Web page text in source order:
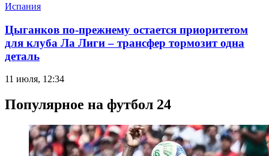
Испания
Цыганков по-прежнему остается приоритетом
для клуба Ла Лиги – трансфер тормозит одна
деталь
11 июля, 12:34
Популярное на футбол 24